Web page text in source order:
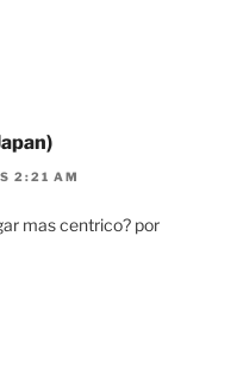
2:21 AM
mas centrico? por